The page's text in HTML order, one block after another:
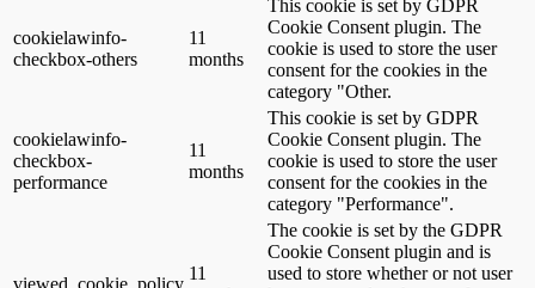
cookielawinfo-
checkbox-others
11
months
This cookie is set by GDPR
Cookie Consent plugin. The
cookie is used to store the user
consent for the cookies in the
category "Other.
cookielawinfo-
checkbox-
performance
11
months
This cookie is set by GDPR
Cookie Consent plugin. The
cookie is used to store the user
consent for the cookies in the
category "Performance".
11
The cookie is set by the GDPR
Cookie Consent plugin and is
used to store whether or not user